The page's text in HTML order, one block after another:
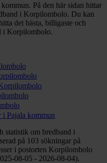
kommun. På den här sidan hittar
i Korpilombolo. Du kan
det bästa, billigaste och
i Korpilombolo.
i Pajala kommun
statistik om bredband i
på 103 sökningar på
i postorten Korpilombolo
08-05 - 2026-08-04).